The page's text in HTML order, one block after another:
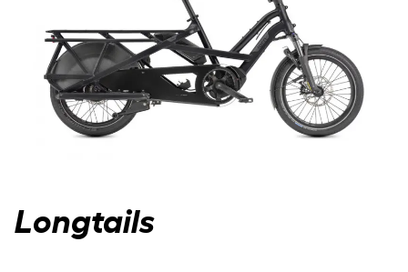
JOURNAL
Longtails